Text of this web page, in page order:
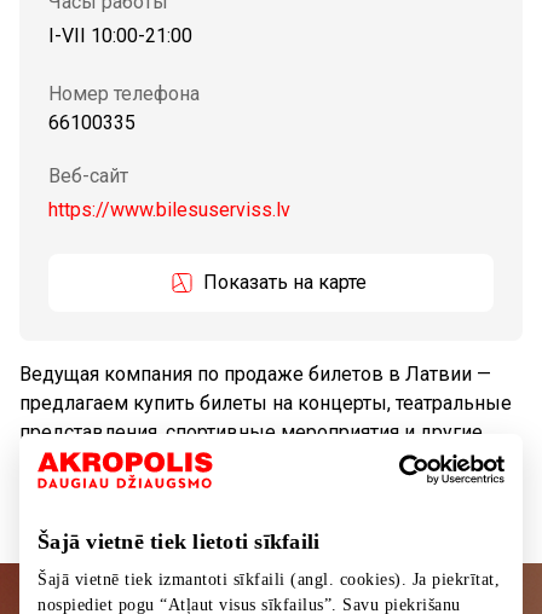
Šajā vietnē tiek lietoti sīkfaili
Šajā vietnē tiek izmantoti sīkfaili (angl. cookies). Ja piekrītat,
nospiediet pogu “Atļaut visus sīkfailus”. Savu piekrišanu
I-VII 10:00-21:00
Номер телефона
66100335
Веб-сайт
https://www.bilesuserviss.lv
Показать на карте
Ведущая компания по продаже билетов в Латвии —
предлагаем купить билеты на концерты, театральные
представления, спортивные мероприятия и другие
мероприятия.